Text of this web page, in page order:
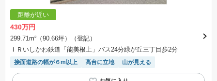
距離が近い
430万円
299.71m²（90.66坪）（登記）
ＩＲいしかわ鉄道「能美根上」バス24分緑が丘三丁目歩2分
接面道路の幅が６m以上 高台に立地 山が見える